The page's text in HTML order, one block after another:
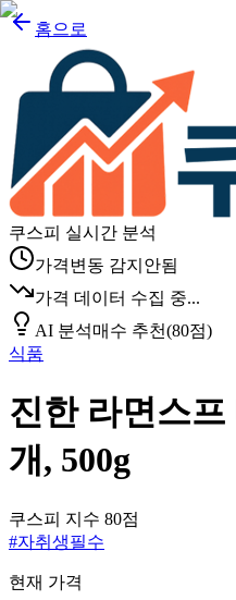
홈으로
쿠스피 실시간 분석
가격변동 감지안됨
가격 데이터 수집 중...
AI 분석매수 추천(80점)
식품
진한 라면스프
개, 500g
쿠스피 지수 80점
#자취생필수
현재 가격